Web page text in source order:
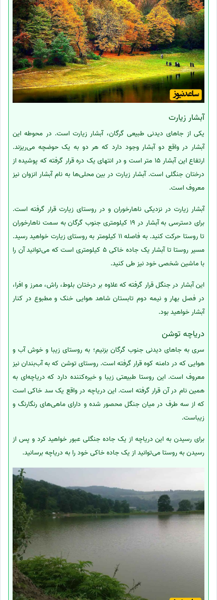
آبشار زیارت
یکی از جاهای دیدنی طبیعی گرگان، آبشار زیارت است. در محوطه این
آبشار در واقع دو آبشار وجود دارد که هر دو به یک حوضچه می‌ریزند.
ارتفاع این آبشار 15 متر است و در انتهای یک دره قرار گرفته که پوشیده از
درختان جنگلی است. آبشار زیارت در بین محلی‌ها به نام آبشار انزوان نیز
معروف است.
آبشار زیارت در نزدیکی ناهارخوران و در روستای زیارت قرار گرفته است.
برای دسترسی به آبشار در 19 کیلومتری جنوب گرگان به سمت ناهارخوران
تا روستا حرکت کنید. به فاصله 11 کیلومتر به روستای زیارت خواهید رسید.
مسیر روستا تا آبشار یک جاده خاکی 5 کیلومتری است که می‌توانید آن را
با ماشین شخصی خود نیز طی کنید.
این آبشار در جنگل قرار گرفته که علاوه بر درختان بلوط، راش، ممرز و افرا،
در فصل بهار و نیمه دوم تابستان شاهد هوایی خنک و مطبوع در کنار
آبشار خواهید بود.
دریاچه توشن
سری به جاهای دیدنی جنوب گرگان بزنیم؛ به روستای زیبا و خوش آب و
هوایی که در دامنه کوه قرار گرفته است. روستای توشن که به آب‌بندان نیز
معروف است. این روستا طبیعتی زیبا و خیره‌کننده دارد که دریاچه‌ای به
همین نام در آن قرار گرفته است. این دریاچه در واقع یک سد خاکی است
که از سه طرف در میان جنگل محصور شده و دارای ماهی‌های رنگارنگ و
زیباست.
برای رسیدن به این دریاچه از یک جاده جنگلی عبور خواهید کرد و پس از
رسیدن به روستا می‌توانید از یک جاده خاکی خود را به دریاچه برسانید.